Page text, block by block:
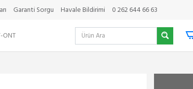
Garanti Sorgu Havale Bildirimi 0 262 644 66 63
ONT